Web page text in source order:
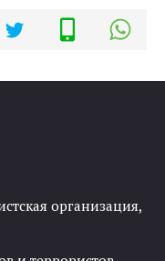
организация,